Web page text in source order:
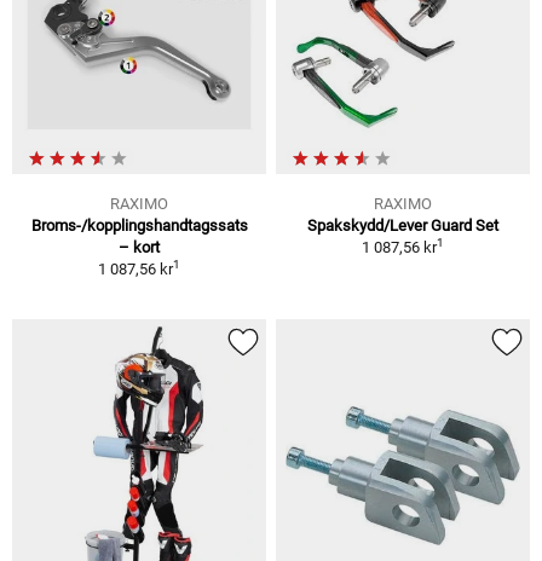
RAXIMO
Broms-/kopplingshandtagssats
– kort
1 087,56 kr1
RAXIMO
Spakskydd/Lever Guard Set
1 087,56 kr1